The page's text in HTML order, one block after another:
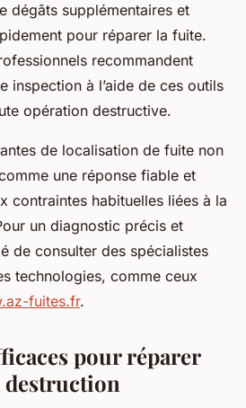
dégâts supplémentaires et
pour réparer la fuite.
recommandent
inspection à l’aide de ces outils
opération destructive.
de localisation de fuite non
une réponse fiable et
contraintes habituelles liées à la
un diagnostic précis et
de consulter des spécialistes
technologies, comme ceux
fuites.fr.
pour réparer
destruction